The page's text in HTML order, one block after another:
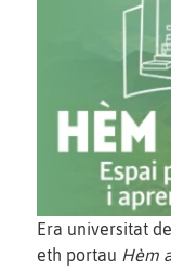
Era universitat
eth portau Hèm